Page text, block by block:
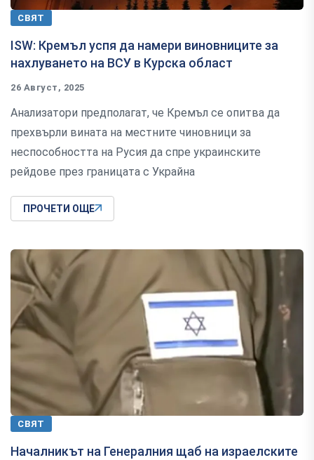
СВЯТ
ISW: Кремъл успя да намери виновниците за
нахлуването на ВСУ в Курска област
26 Август, 2025
Анализатори предполагат, че Кремъл се опитва да
прехвърли вината на местните чиновници за
неспособността на Русия да спре украинските
рейдове през границата с Украйна
ПРОЧЕТИ ОЩЕ
СВЯТ
Началникът на Генералния щаб на израелските